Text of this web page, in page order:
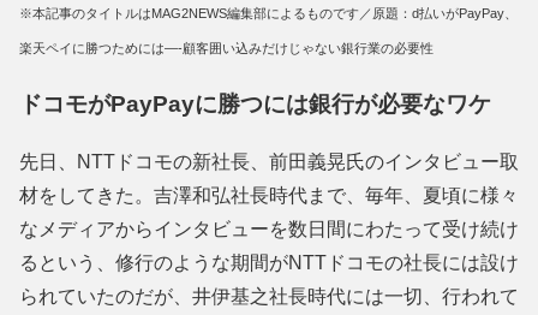
※本記事のタイトルはMAG2NEWS編集部によるものです／原題：d払いがPayPay、
楽天ペイに勝つためには―-顧客囲い込みだけじゃない銀行業の必要性
ドコモがPayPayに勝つには銀行が必要なワケ
先日、NTTドコモの新社長、前田義晃氏のインタビュー取
材をしてきた。吉澤和弘社長時代まで、毎年、夏頃に様々
なメディアからインタビューを数日間にわたって受け続け
るという、修行のような期間がNTTドコモの社長には設け
られていたのだが、井伊基之社長時代には一切、行われて